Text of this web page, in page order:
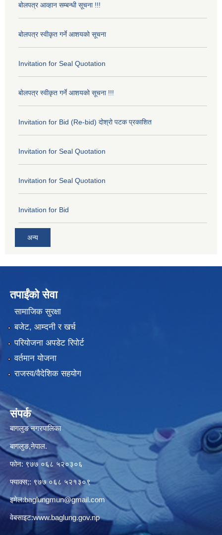
बोलपत्र आव्हान सम्बन्धी सूचना !!!
बोलपत्र स्वीकृत गर्ने आशयको सूचना
Invitation for Seal Quotation
बोलपत्र स्वीकृत गर्ने आशयको सूचना !!!
Invitation for Bid (Re-bid) दोश्रो पटक प्रकाशित
Invitation for Seal Quotation
Invitation for Seal Quotation
Invitation for Bid
अन्य
तपाईंको सेवा
सामाजिक सुरक्षा
बजेट, आम्दनी र खर्च
परियोजना अपडेट रिपोर्ट
वर्तमान योजना
राजस्व/वैदेशिक सहयोग
संपर्क
बागलुङ नगरपालिका
बागलुङ,नेपाल.
फोन: ९७७ ०६८ ५२०३०६
फ्याक्स;: ९७७ ०६८ ५२१३०९
इमेल:baglungmun@gmail.com
वेबसाइट:www.baglung.gov.np